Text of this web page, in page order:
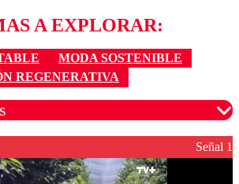
A EXPLORAR:
MODA SOSTENIBLE
REGENERATIVA
son moderados para garantizar un
diálogo respetuoso.
Señal 1